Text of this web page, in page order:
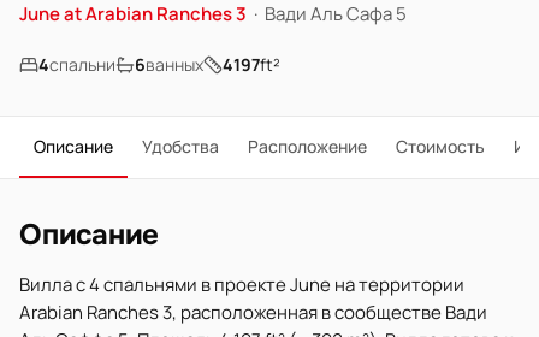
June at Arabian Ranches 3 · Вади Аль Сафа 5
4спальни 6ванных 4197ft²
Описание Удобства Расположение Стоимость
Описание
Вилла с 4 спальнями в проекте June на территории
Arabian Ranches 3, расположенная в сообществе Вади